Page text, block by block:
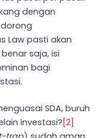
dengan
Law pasti akan
saja, isi
bagi
SDA, buruh
investasi? [2]